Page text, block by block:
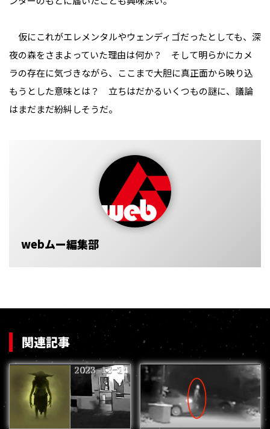
仮にこれがエレメンタルやウェンディゴだったとしても、深
夜の森をさまよっていた理由は何か？ そして明らかにカメ
ラの存在に気づきながら、ここまで大胆に真正面から映り込
もうとした意味とは？ 立ちはだかるいくつもの謎に、議論
はまだまだ紛糾しそうだ。
webムー編集部
関連記事